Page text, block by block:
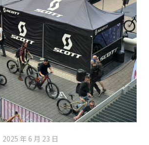
2025 年 6 月 23 日